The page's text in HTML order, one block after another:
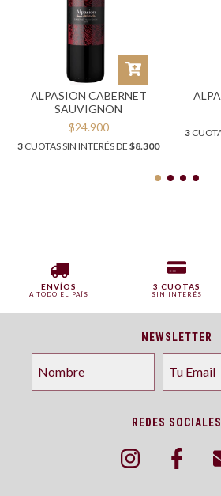
ALPASION CABERNET
SAUVIGNON
$24.900
3 CUOTAS SIN INTERÉS DE $8.300
3
ENVÍOS
A TODO EL PAÍS
3 CUOTAS
SIN INTERÉS
NEWSLETTER
REDES SOCIALES